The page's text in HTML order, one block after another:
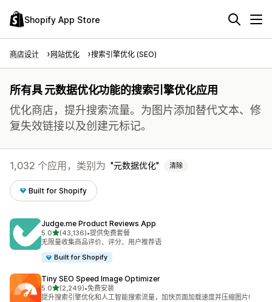
Shopify App Store
商店设计 网站优化 搜索引擎优化 (SEO)
所有具 元数据优化功能的搜索引擎优化应用
优化商店，提升搜索流量。为图片添加替代文本、修
复失效链接以及创建元标记。
1,032 个应用，类别为 元数据优化 清除
Built for Shopify
Judge.me Product Reviews App
5.0星（满分 5 星）
(43,136)
总共 43136 条评论
•提供免费套餐
无限量收集商品评价、评分、用户推荐语
Built for Shopify
Tiny SEO Speed Image Optimizer
5.0星（满分 5 星）
(2,249)
总共 2249 条评论
•免费安装
提升搜索引擎优化和人工智能搜索流量，加快页面加载速度并压缩图片!